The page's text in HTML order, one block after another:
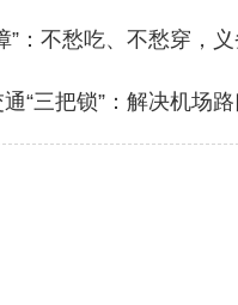
不愁吃、不愁穿，义
三把锁”：解决机场路